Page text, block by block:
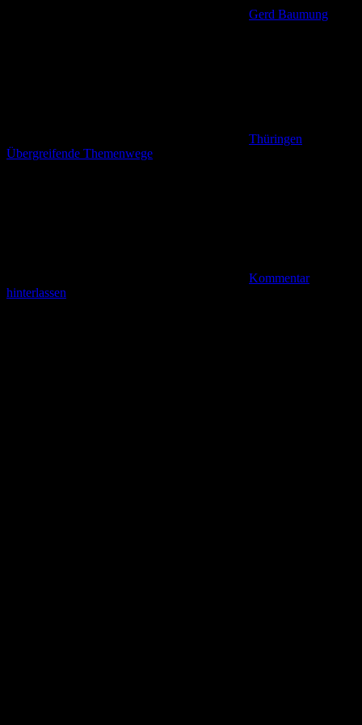
Gerd Baumung
Thüringen
Übergreifende Themenwege
Kommentar
hinterlassen